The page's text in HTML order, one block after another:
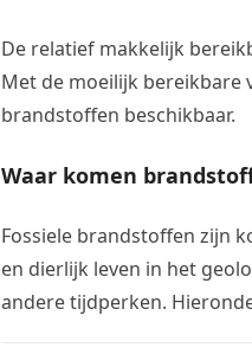
De relatief makkelijk
Met de moeilijk bereikbare
brandstoffen beschikbaar.
Waar komen
Fossiele brandstoffen zijn
en dierlijk leven in het
andere tijdperken.